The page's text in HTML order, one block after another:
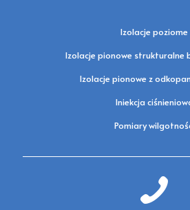
Izolacje poziome
Izolacje pionowe strukturalne
Izolacje pionowe z
Iniekcja
Pomiary